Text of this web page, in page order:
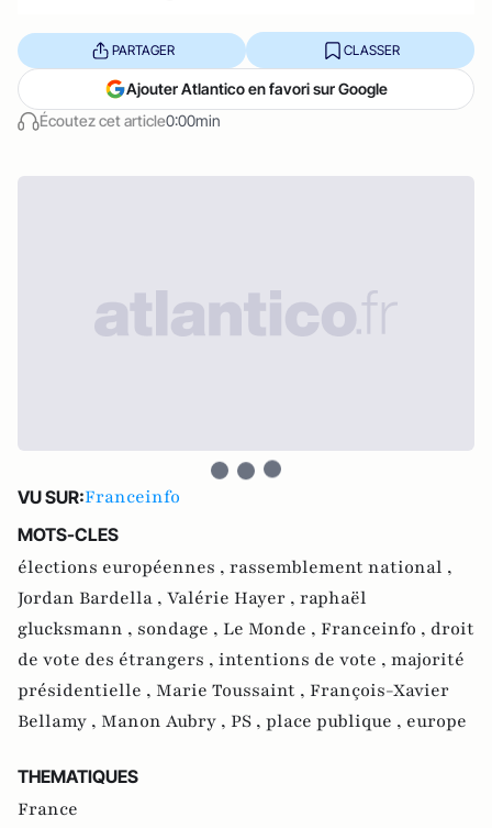
Écoutez cet article0:00min
PARTAGER CLASSER
Ajouter Atlantico en favori sur Google
VU SUR:Franceinfo
MOTS-CLES
élections européennes , rassemblement national ,
Jordan Bardella , Valérie Hayer , raphaël
glucksmann , sondage , Le Monde , Franceinfo , droit
de vote des étrangers , intentions de vote , majorité
présidentielle , Marie Toussaint , François-Xavier
Bellamy , Manon Aubry , PS , place publique , europe
THEMATIQUES
France